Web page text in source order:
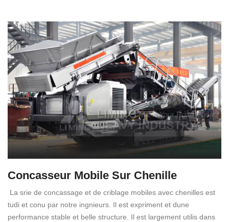
Concasseur Mobile Sur Chenille
La srie de concassage et de criblage mobiles avec chenilles est
tudi et conu par notre ingnieurs. Il est expriment et dune
performance stable et belle structure. Il est largement utilis dans